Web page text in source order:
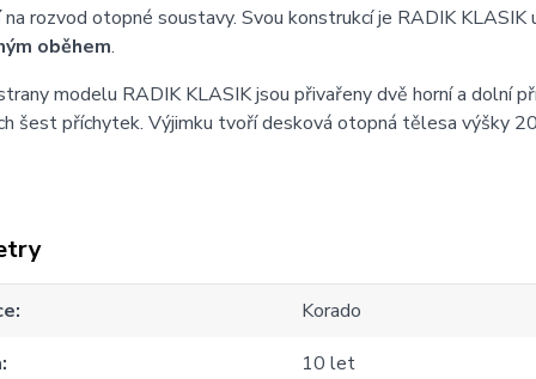
na rozvod otopné soustavy. Svou konstrukcí je RADIK KLASIK
oběhem.
modelu RADIK KLASIK jsou přivařeny dvě horní a dolní
šest příchytek. Výjimku tvoří desková otopná tělesa výšky
Korado
10 let